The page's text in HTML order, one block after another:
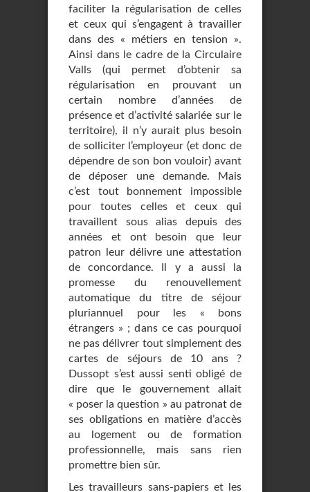
faciliter la régularisation de celles
et ceux qui s’engagent à travailler
dans des « métiers en tension ».
Ainsi dans le cadre de la Circulaire
Valls (qui permet d’obtenir sa
régularisation en prouvant un
certain nombre d’années de
présence et d’activité salariée sur le
territoire), il n’y aurait plus besoin
de solliciter l’employeur (et donc de
dépendre de son bon vouloir) avant
de déposer une demande. Mais
c’est tout bonnement impossible
pour toutes celles et ceux qui
travaillent sous alias depuis des
années et ont besoin que leur
patron leur délivre une attestation
de concordance. Il y a aussi la
promesse du renouvellement
automatique du titre de séjour
pluriannuel pour les « bons
étrangers » ; dans ce cas pourquoi
ne pas délivrer tout simplement des
cartes de séjours de 10 ans ?
Dussopt s’est aussi senti obligé de
dire que le gouvernement allait
« poser la question » au patronat de
ses obligations en matière d’accès
au logement ou de formation
professionnelle, mais sans rien
promettre bien sûr.
Les travailleurs sans-papiers et les